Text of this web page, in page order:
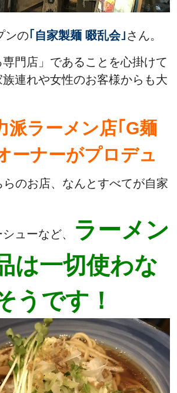
ンの｢自家製麺 啜乱会｣さん。
専門店」であることを心掛けて
連れや女性のお客様からも大
派ラーメン店｢G麺
ーナーがプロデュ
らのお店、なんとすべてが自家
ューなど、
ラーメン
は一切使わな
うです！